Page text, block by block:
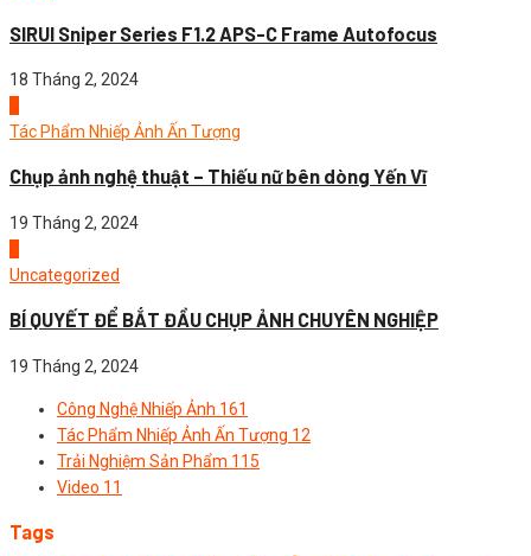
SIRUI Sniper Series F1.2 APS-C Frame Autofocus
18 Tháng 2, 2024
Tác Phẩm Nhiếp Ảnh Ấn Tượng
Chụp ảnh nghệ thuật – Thiếu nữ bên dòng Yến Vĩ
19 Tháng 2, 2024
Uncategorized
BÍ QUYẾT ĐỂ BẮT ĐẦU CHỤP ẢNH CHUYÊN NGHIỆP
19 Tháng 2, 2024
Công Nghệ Nhiếp Ảnh 161
Tác Phẩm Nhiếp Ảnh Ấn Tượng 12
Trải Nghiệm Sản Phẩm 115
Video 11
Tags